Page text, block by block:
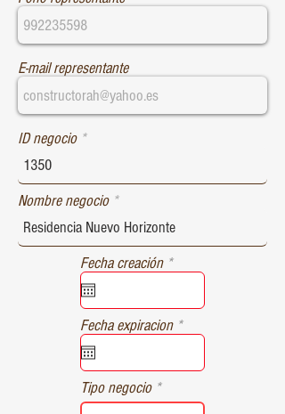
E-mail representante
ID negocio
Nombre negocio
Fecha creación *r
e
u
i
d
Fecha expiracion *r
e
u
r
Tipo negocio